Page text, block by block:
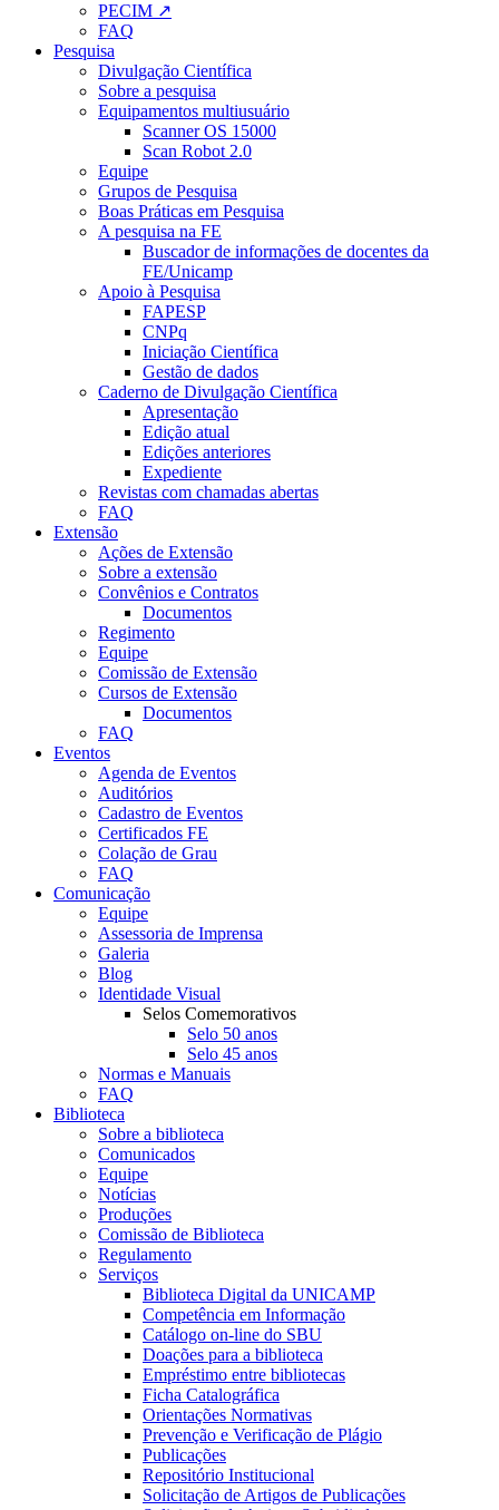
PECIM ↗
FAQ
Pesquisa
Divulgação Científica
Sobre a pesquisa
Equipamentos multiusuário
Scanner OS 15000
Scan Robot 2.0
Equipe
Grupos de Pesquisa
Boas Práticas em Pesquisa
A pesquisa na FE
Buscador de informações de docentes da
FE/Unicamp
Apoio à Pesquisa
FAPESP
CNPq
Iniciação Científica
Gestão de dados
Caderno de Divulgação Científica
Apresentação
Edição atual
Edições anteriores
Expediente
Revistas com chamadas abertas
FAQ
Extensão
Ações de Extensão
Sobre a extensão
Convênios e Contratos
Documentos
Regimento
Equipe
Comissão de Extensão
Cursos de Extensão
Documentos
FAQ
Eventos
Agenda de Eventos
Auditórios
Cadastro de Eventos
Certificados FE
Colação de Grau
FAQ
Comunicação
Equipe
Assessoria de Imprensa
Galeria
Blog
Identidade Visual
Selos Comemorativos
Selo 50 anos
Selo 45 anos
Normas e Manuais
FAQ
Biblioteca
Sobre a biblioteca
Comunicados
Equipe
Notícias
Produções
Comissão de Biblioteca
Regulamento
Serviços
Biblioteca Digital da UNICAMP
Competência em Informação
Catálogo on-line do SBU
Doações para a biblioteca
Empréstimo entre bibliotecas
Ficha Catalográfica
Orientações Normativas
Prevenção e Verificação de Plágio
Publicações
Repositório Institucional
Solicitação de Artigos de Publicações